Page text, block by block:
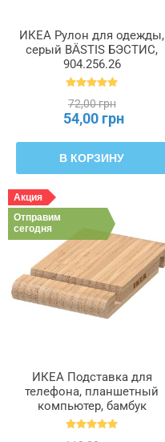
ИКЕА Рулон для одежды,
серый BÄSTIS БЭСТИС,
904.256.26
72,00 грн
54,00 грн
В КОРЗИНУ
Акция
Отправим
сегодня
ИКЕА Подставка для
телефона, планшетный
компьютер, бамбук
BERGENES БЕРГЕНЕС,